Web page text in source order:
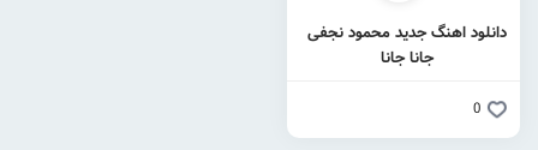
دانلود اهنگ جدید محمود نجفی
جانا جانا
0